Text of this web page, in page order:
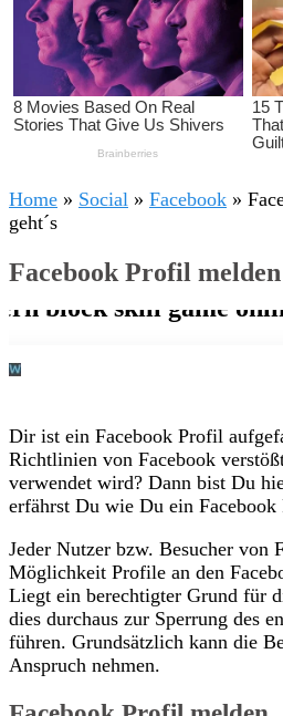
Home » Social » Facebook »
geht´s
Facebook Profil melden
Dir ist ein Facebook Profil
Richtlinien von Facebook
verwendet wird? Dann bist Du
erfährst Du wie Du ein
Jeder Nutzer bzw. Besucher von
Möglichkeit Profile an den
Liegt ein berechtigter Grund für
dies durchaus zur Sperrung des
führen. Grundsätzlich kann die
Anspruch nehmen.